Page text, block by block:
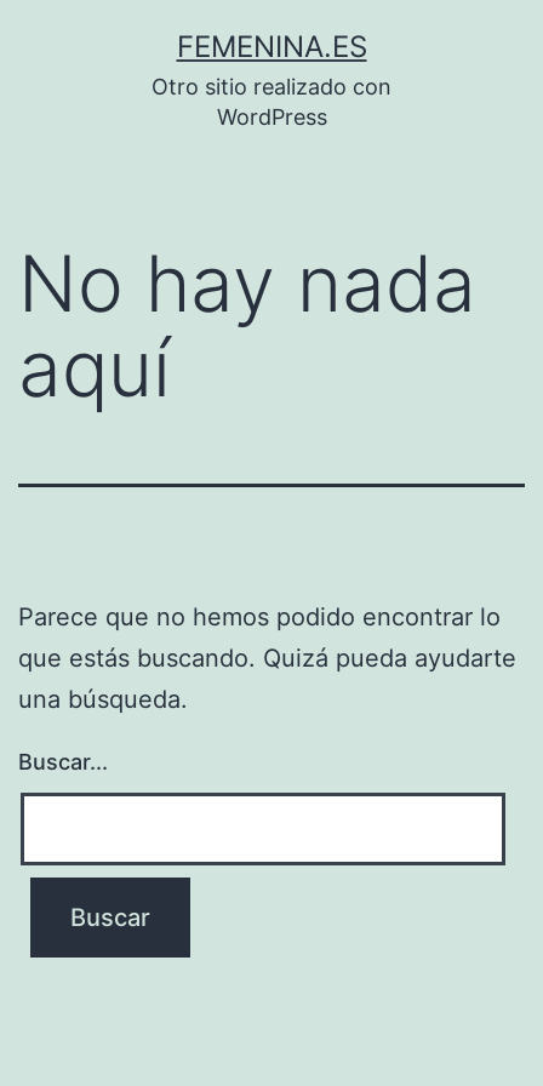
FEMENINA.ES
Otro sitio realizado con
WordPress
No hay nada
aquí
Parece que no hemos podido encontrar lo
que estás buscando. Quizá pueda ayudarte
una búsqueda.
Buscar...